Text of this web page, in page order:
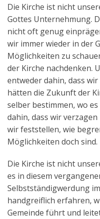
Die Kirche ist nicht
Gottes Unternehmung.
nicht oft genug
wir immer wieder in der
Möglichkeiten zu
der Kirche nachdenken.
entweder dahin, dass
hätten die Zukunft der
selber bestimmen, wo
dahin, dass wir
wir feststellen, wie
Möglichkeiten doch sind.
Die Kirche ist nicht
es in diesem
Selbstständigwerdung
handgreiflich erfahren,
Gemeinde führt und